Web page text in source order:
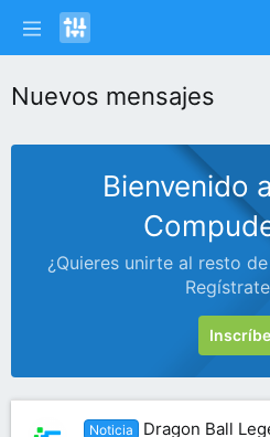
Nuevos mensajes
Bienvenido
¿Quieres unirte al resto
Noticia
Dragon Ball